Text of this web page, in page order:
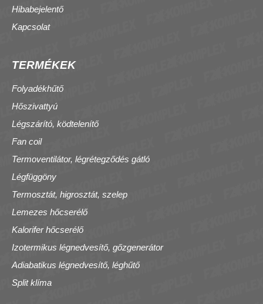
Hibabejelentő
Kapcsolat
TERMÉKEK
Folyadékhűtő
Hőszivattyú
Légszárító, ködtelenítő
Fan coil
Termoventilátor, légrétegződés gátló
Légfüggöny
Termosztát, higrosztát, szelep
Lemezes hőcserélő
Kalorifer hőcserélő
Izotermikus légnedvesítő, gőzgenerátor
Adiabatikus légnedvesítő, léghűtő
Split klíma